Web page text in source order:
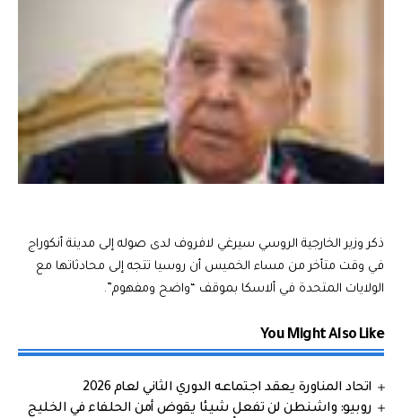
ذكر وزير الخارجية الروسي سيرغي لافروف لدى صوله إلى مدينة أنكوراج
في وقت متأخر من مساء الخميس أن روسيا تتجه إلى محادثاتها مع
الولايات المتحدة في ألاسكا بموقف “واضح ومفهوم”.
You Might Also Like
اتحاد المناورة يعقد اجتماعه الدوري الثاني لعام 2026
روبيو: واشنطن لن تفعل شيئا يقوض أمن الحلفاء في الخليج